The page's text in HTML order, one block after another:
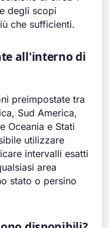
degli scopi
che sufficienti.
all'interno di
preimpostate tra
Sud America,
Oceania e Stati
utilizzare
intervalli esatti
area
stato o persino